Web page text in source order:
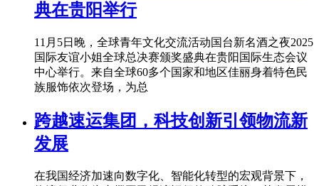
典在贵阳举行
11月5日晚，全球青年文化交流活动国台新名酒之夜2025
国际友谊小姐全球总决赛颁奖盛典在贵阳国际生态会议
中心举行。来自全球60多个国家和地区佳丽身着特色民
族服饰依次登场，为总
跨越速运集团，科技创新引领物流新
发展
在我国经济加速向数字化、智能化转型的宏观背景下，